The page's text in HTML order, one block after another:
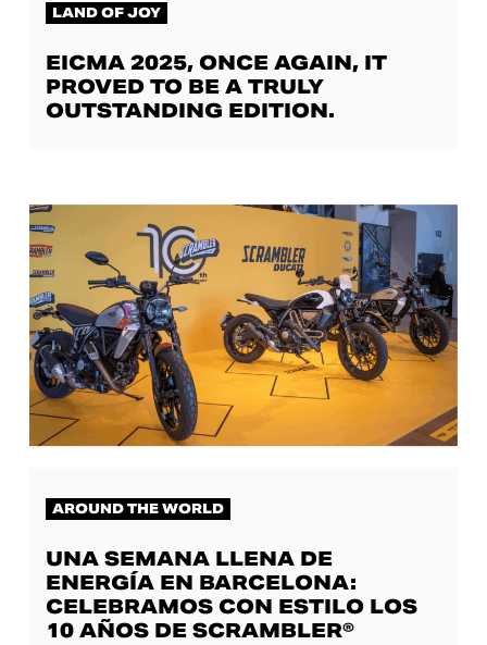
LAND OF JOY
EICMA 2025, ONCE AGAIN, IT
PROVED TO BE A TRULY
OUTSTANDING EDITION.
AROUND THE WORLD
UNA SEMANA LLENA DE
ENERGÍA EN BARCELONA:
CELEBRAMOS CON ESTILO LOS
10 AÑOS DE SCRAMBLER®